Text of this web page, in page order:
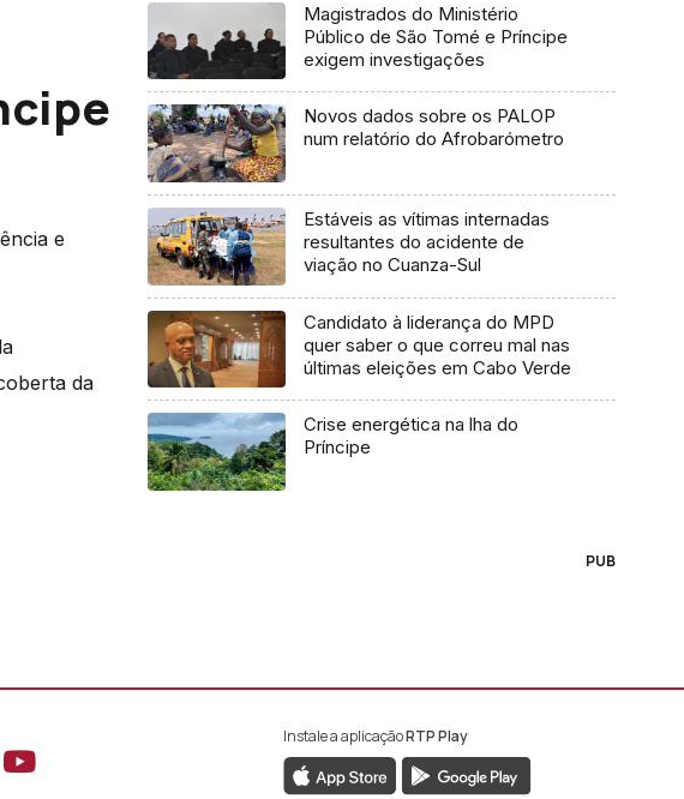
e
da
Magistrados do Ministério
Público de São Tomé e Príncipe
exigem investigações
Novos dados sobre os PALOP
num relatório do Afrobarómetro
Estáveis as vítimas internadas
resultantes do acidente de
viação no Cuanza-Sul
Candidato à liderança do MPD
quer saber o que correu mal nas
últimas eleições em Cabo Verde
Crise energética na lha do
Príncipe
PUB
ao Facebook da RTP África
ao Instagram da RTP África
Aceder ao YouTube da RTP África
Instale a aplicaçãoRTP Play